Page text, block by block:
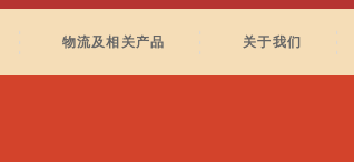
物流及相关产品 关于我们